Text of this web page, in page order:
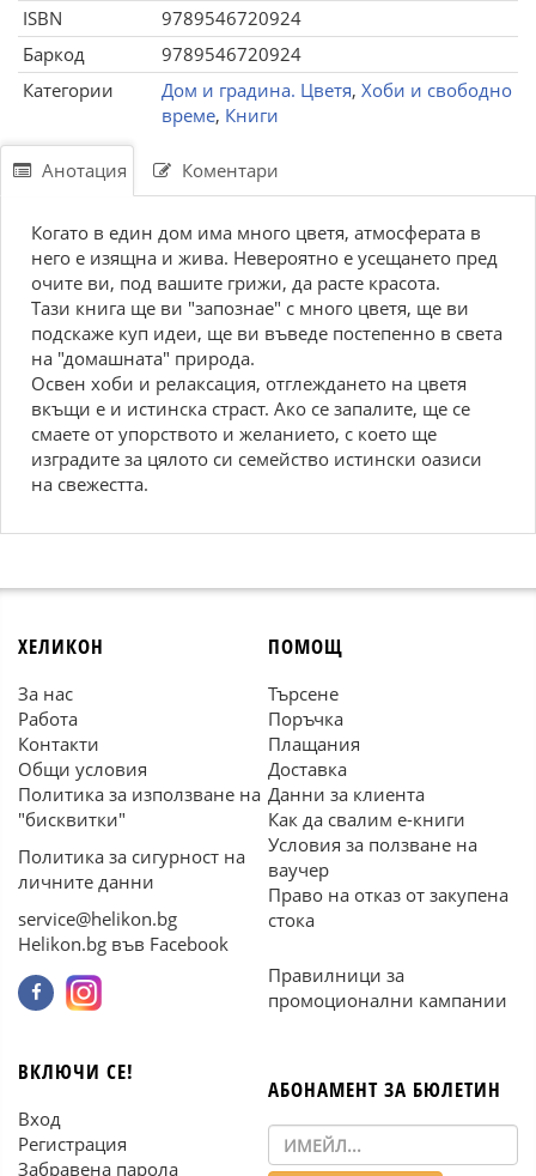
ISBN
9789546720924
Баркод
9789546720924
Категории
Дом и градина. Цветя, Хоби и свободно
време, Книги
Анотация Коментари
Когато в един дом има много цветя, атмосферата в
него е изящна и жива. Невероятно е усещането пред
очите ви, под вашите грижи, да расте красота.
Тази книга ще ви "запознае" с много цветя, ще ви
подскаже куп идеи, ще ви въведе постепенно в света
на "домашната" природа.
Освен хоби и релаксация, отглеждането на цветя
вкъщи е и истинска страст. Ако се запалите, ще се
смаете от упорството и желанието, с което ще
изградите за цялото си семейство истински оазиси
на свежестта.
ХЕЛИКОН
За нас
Работа
Контакти
Общи условия
Политика за използване на
"бисквитки"
Политика за сигурност на
личните данни
service@helikon.bg
Helikon.bg във Facebook
ПОМОЩ
Търсене
Поръчка
Плащания
Доставка
Данни за клиента
Как да свалим е-книги
Условия за ползване на
ваучер
Право на отказ от закупена
стока
Правилници за
промоционални кампании
ВКЛЮЧИ СЕ!
Вход
Регистрация
Забравена парола
АБОНАМЕНТ ЗА БЮЛЕТИН